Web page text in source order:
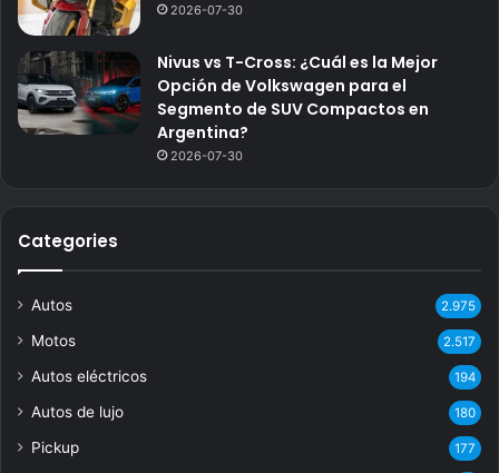
2026-07-30
Nivus vs T-Cross: ¿Cuál es la Mejor
Opción de Volkswagen para el
Segmento de SUV Compactos en
Argentina?
2026-07-30
Categories
Autos 2.975
Motos 2.517
Autos eléctricos 194
Autos de lujo 180
Pickup 177